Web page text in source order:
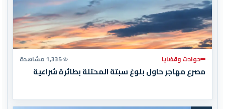
حوادث وقضايا 1,335 مشاهدة
مصرع مهاجر حاول بلوغ سبتة المحتلة بطائرة شراعية